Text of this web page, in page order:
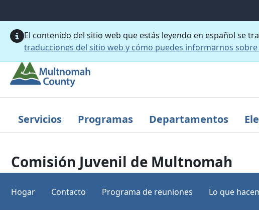
El contenido del sitio web que estás leyendo en español se
traducciones del sitio web y cómo puedes informarnos
Servicios Programas Departamentos
Comisión Juvenil de Multnomah
Hogar Contacto Programa de reuniones Lo que